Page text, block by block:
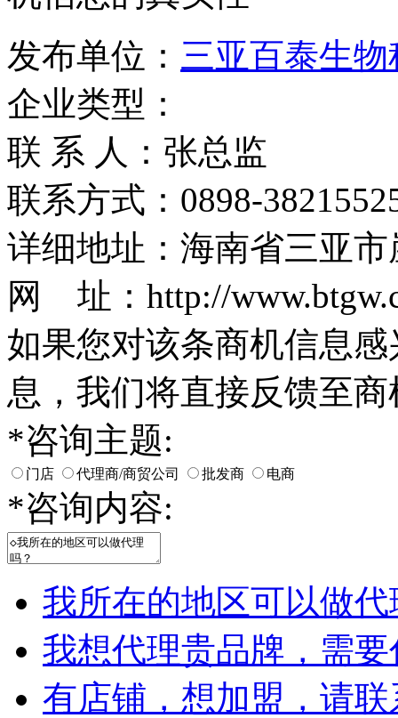
发布单位： 三亚百泰生
企业类型：
联 系 人：张总监
联系方式：0898-
详细地址：海南省三亚
网 址：http://
如果您对该条商机信息
息，我们将直接反馈至
*咨询主题:
门店 代理商/商贸公司 批发商 电商
*咨询内容:
我所在的地区可以做
我想代理贵品牌，需
有店铺，想加盟，请